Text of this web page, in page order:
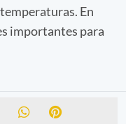
En
importantes para